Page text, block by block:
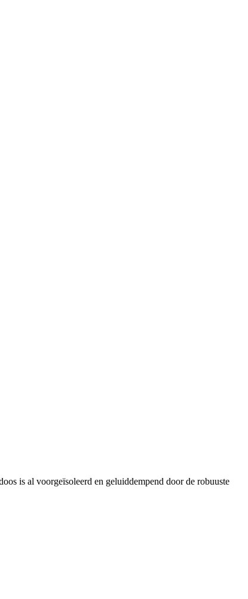
is al voorgeïsoleerd en geluiddempend door de robuuste